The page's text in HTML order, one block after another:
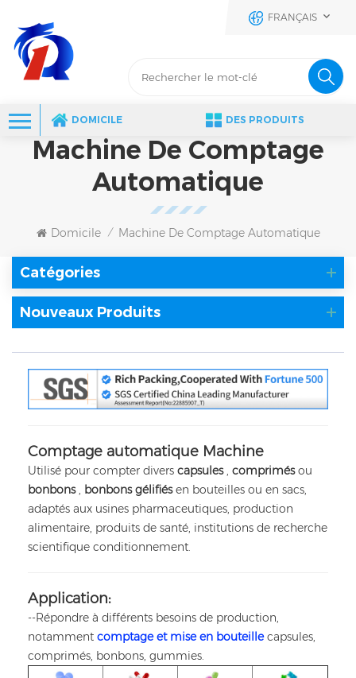
FRANÇAIS
DOMICILE DES PRODUITS
Machine De Comptage
Automatique
Domicile / Machine De Comptage Automatique
Catégories
Nouveaux Produits
Comptage automatique Machine
Utilisé pour compter divers capsules, comprimésou
bonbons, bonbons gélifiésen bouteilles ou en sacs,
adaptés aux usines pharmaceutiques, production
alimentaire, produits de santé, institutions de recherche
scientifique conditionnement.
Application:
--Répondre à différents besoins de production,
notamment comptage et mise en bouteillecapsules,
comprimés, bonbons, gummies.